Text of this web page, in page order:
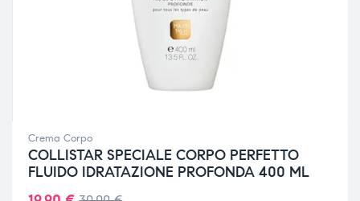
Crema Corpo
COLLISTAR SPECIALE CORPO PERFETTO
FLUIDO IDRATAZIONE PROFONDA 400 ML